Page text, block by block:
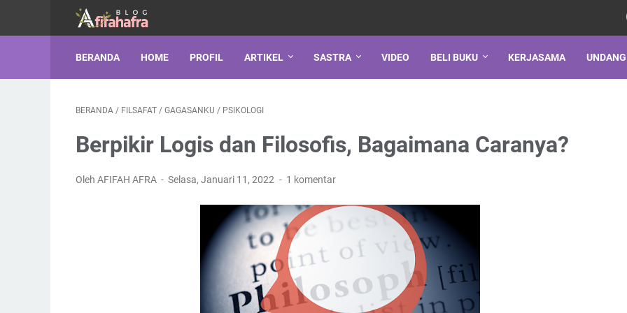
BERANDA HOME PROFIL ARTIKEL SASTRA VIDEO BELI BUKU KERJASAMA
BERANDA / FILSAFAT / GAGASANKU / PSIKOLOGI
Berpikir Logis dan Filosofis, Bagaimana Caranya?
Oleh AFIFAH AFRA Selasa, Januari 11, 2022 1 komentar